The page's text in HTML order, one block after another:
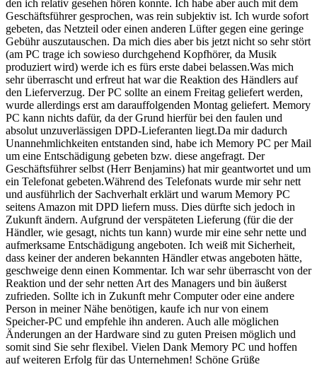
den ich relativ gesehen hören konnte. Ich habe aber auch mit dem
Geschäftsführer gesprochen, was rein subjektiv ist. Ich wurde sofort
gebeten, das Netzteil oder einen anderen Lüfter gegen eine geringe
Gebühr auszutauschen. Da mich dies aber bis jetzt nicht so sehr stört
(am PC trage ich sowieso durchgehend Kopfhörer, da Musik
produziert wird) werde ich es fürs erste dabei belassen.Was mich
sehr überrascht und erfreut hat war die Reaktion des Händlers auf
den Lieferverzug. Der PC sollte an einem Freitag geliefert werden,
wurde allerdings erst am darauffolgenden Montag geliefert. Memory
PC kann nichts dafür, da der Grund hierfür bei den faulen und
absolut unzuverlässigen DPD-Lieferanten liegt.Da mir dadurch
Unannehmlichkeiten entstanden sind, habe ich Memory PC per Mail
um eine Entschädigung gebeten bzw. diese angefragt. Der
Geschäftsführer selbst (Herr Benjamins) hat mir geantwortet und um
ein Telefonat gebeten.Während des Telefonats wurde mir sehr nett
und ausführlich der Sachverhalt erklärt und warum Memory PC
seitens Amazon mit DPD liefern muss. Dies dürfte sich jedoch in
Zukunft ändern. Aufgrund der verspäteten Lieferung (für die der
Händler, wie gesagt, nichts tun kann) wurde mir eine sehr nette und
aufmerksame Entschädigung angeboten. Ich weiß mit Sicherheit,
dass keiner der anderen bekannten Händler etwas angeboten hätte,
geschweige denn einen Kommentar. Ich war sehr überrascht von der
Reaktion und der sehr netten Art des Managers und bin äußerst
zufrieden. Sollte ich in Zukunft mehr Computer oder eine andere
Person in meiner Nähe benötigen, kaufe ich nur von einem
Speicher-PC und empfehle ihn anderen. Auch alle möglichen
Änderungen an der Hardware sind zu guten Preisen möglich und
somit sind Sie sehr flexibel. Vielen Dank Memory PC und hoffen
auf weiteren Erfolg für das Unternehmen! Schöne Grüße